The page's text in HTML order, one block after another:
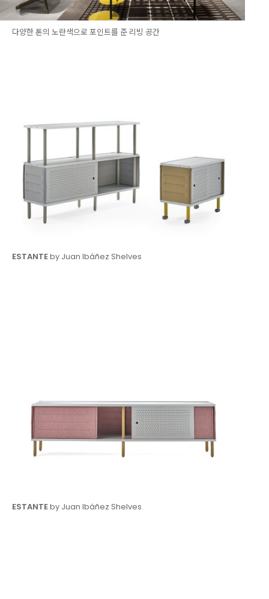
다양한 톤의 노란색으로 포인트를 준 리빙 공간
ESTANTEby Juan Ibáñez Shelves
ESTANTEby Juan Ibáñez Shelves